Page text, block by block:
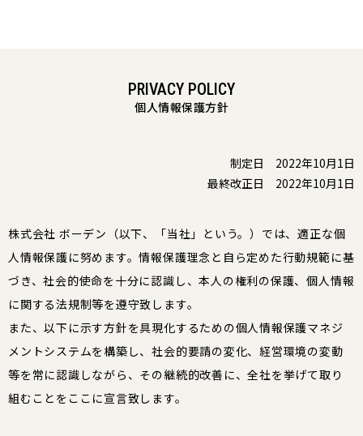
PRIVACY POLICY
個人情報保護方針
制定日 2022年10月1日
最終改正日 2022年10月1日
株式会社 ボーデン（以下、「当社」という。）では、適正な個
人情報保護に努めます。情報保護理念と自ら定めた行動規範に基
づき、社会的使命を十分に認識し、本人の権利の保護、個人情報
に関する法規制等を遵守致します。
また、以下に示す方針を具現化するための個人情報保護マネジ
メントシステムを構築し、社会的要請の変化、経営環境の変動
等を常に認識しながら、その継続的改善に、全社を挙げて取り
組むことをここに宣言致します。